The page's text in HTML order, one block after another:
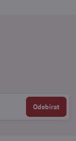
Odebírat